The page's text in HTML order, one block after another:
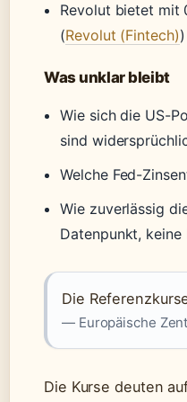
Revolut bietet mit
(Revolut (Fintech))
Was unklar bleibt
Wie sich die US-
sind
Welche Fed-
Wie zuverlässig
Datenpunkt, keine
Die
— Europäische
Die Kurse deuten